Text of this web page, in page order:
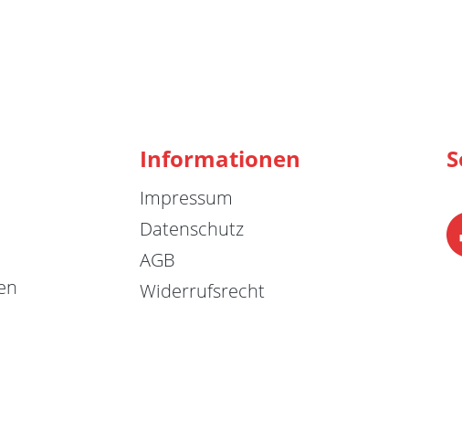
Informationen
Impressum
Datenschutz
AGB
Widerrufsrecht